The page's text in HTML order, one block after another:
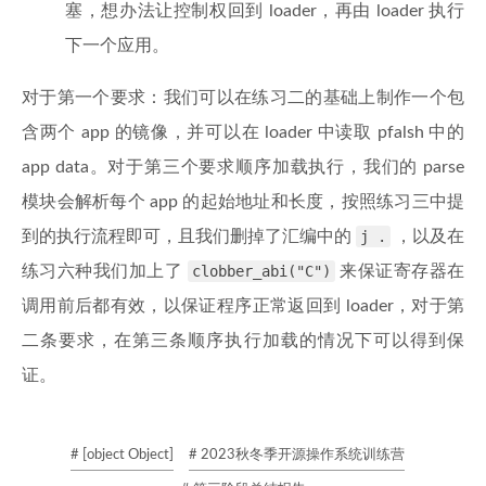
塞，想办法让控制权回到 loader，再由 loader 执行
下一个应用。
对于第一个要求：我们可以在练习二的基础上制作一个包
含两个 app 的镜像，并可以在 loader 中读取 pfalsh 中的
app data。对于第三个要求顺序加载执行，我们的 parse
模块会解析每个 app 的起始地址和长度，按照练习三中提
到的执行流程即可，且我们删掉了汇编中的
j .
，以及在
练习六种我们加上了
clobber_abi("C")
来保证寄存器在
调用前后都有效，以保证程序正常返回到 loader，对于第
二条要求，在第三条顺序执行加载的情况下可以得到保
证。
# [object Object] # 2023秋冬季开源操作系统训练营